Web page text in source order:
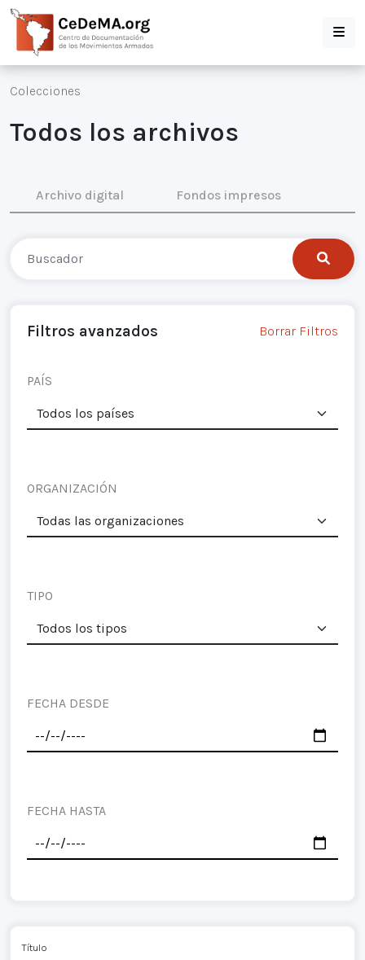
Colecciones
Todos los archivos
Archivo digital Fondos impresos
Filtros avanzados Borrar Filtros
PAÍS
ORGANIZACIÓN
TIPO
FECHA DESDE
FECHA HASTA
Título